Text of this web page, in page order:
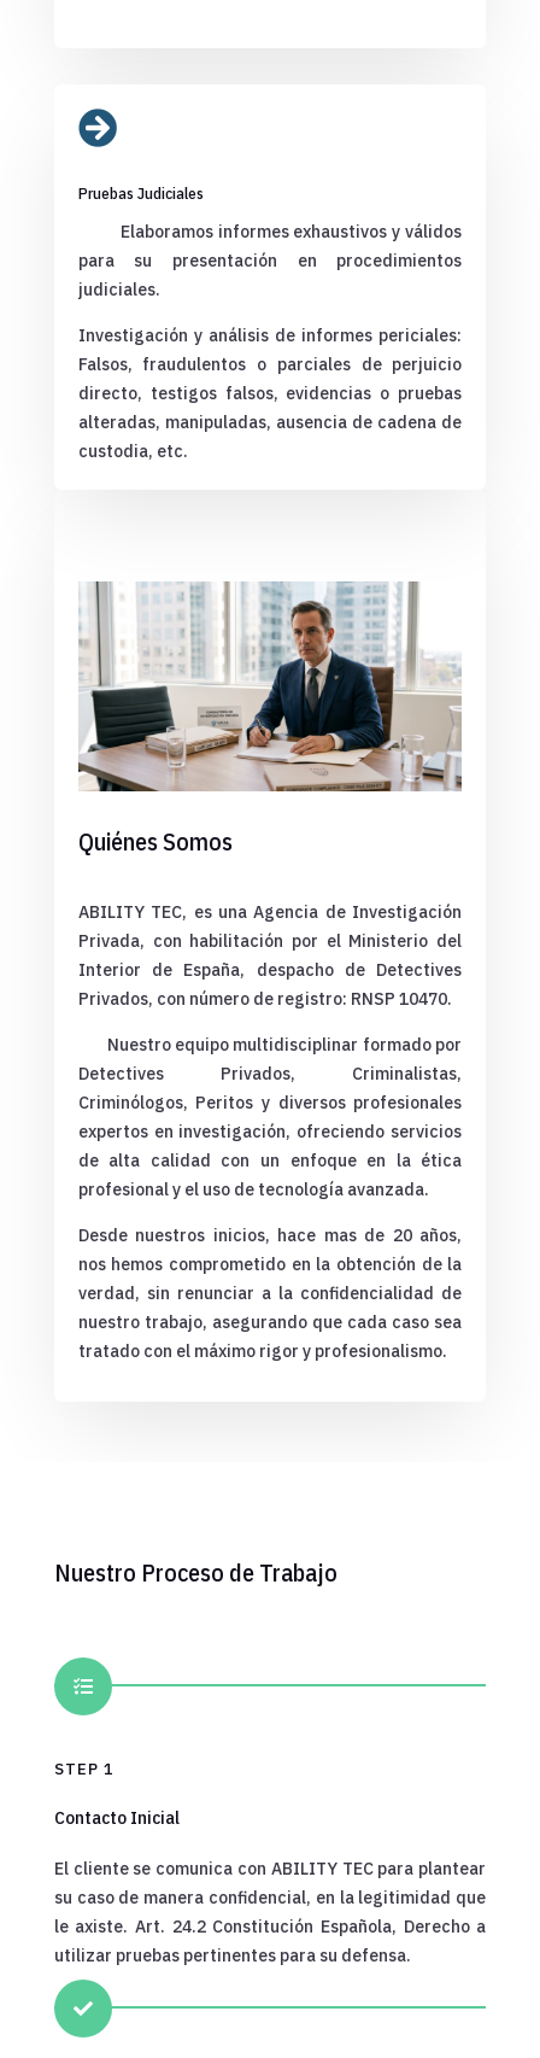

Pruebas Judiciales
Elaboramos informes exhaustivos y válidos
para su presentación en procedimientos
judiciales.
Investigación y análisis de informes periciales:
Falsos, fraudulentos o parciales de perjuicio
directo, testigos falsos, evidencias o pruebas
alteradas, manipuladas, ausencia de cadena de
custodia, etc.
Quiénes Somos
ABILITY TEC, es una Agencia de Investigación
Privada, con habilitación por el Ministerio del
Interior de España, despacho de Detectives
Privados, con número de registro: RNSP 10470.
Nuestro equipo multidisciplinar formado por
Detectives Privados, Criminalistas,
Criminólogos, Peritos y diversos profesionales
expertos en investigación, ofreciendo servicios
de alta calidad con un enfoque en la ética
profesional y el uso de tecnología avanzada.
Desde nuestros inicios, hace mas de 20 años,
nos hemos comprometido en la obtención de la
verdad, sin renunciar a la confidencialidad de
nuestro trabajo, asegurando que cada caso sea
tratado con el máximo rigor y profesionalismo.
Nuestro Proceso de Trabajo

STEP 1
Contacto Inicial
El cliente se comunica con ABILITY TEC para plantear
su caso de manera confidencial, en la legitimidad que
le axiste. Art. 24.2 Constitución Española, Derecho a
utilizar pruebas pertinentes para su defensa.
